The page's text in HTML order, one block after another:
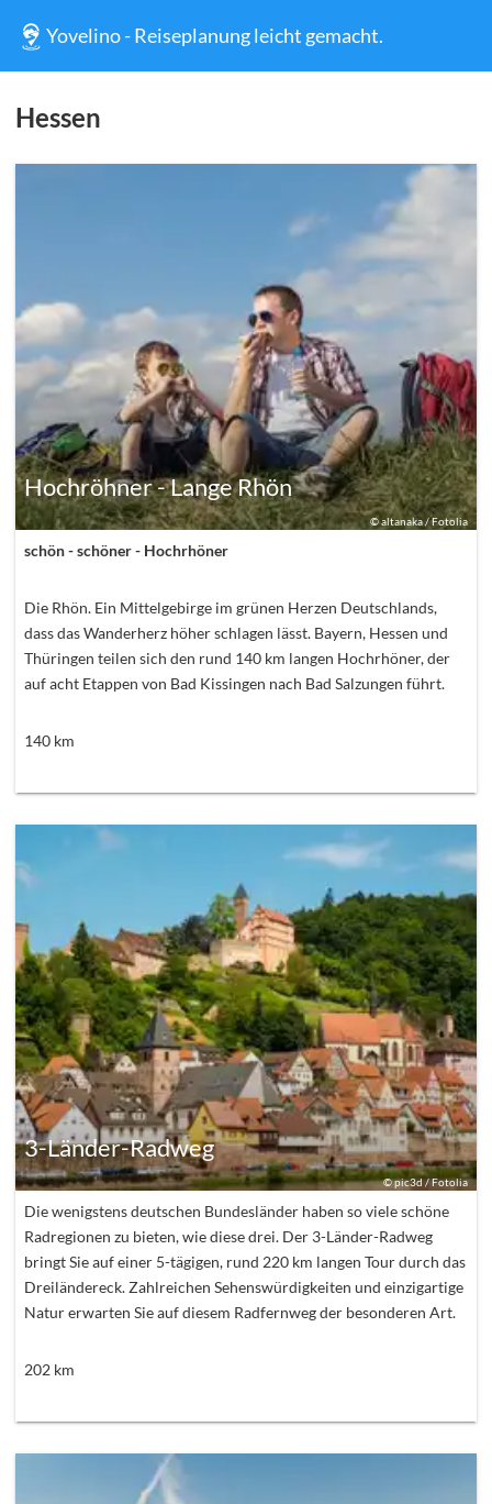
Yovelino - Reiseplanung leicht gemacht.
Hessen
©altanaka / Fotolia
Hochröhner - Lange Rhön
schön - schöner - Hochrhöner
Die Rhön. Ein Mittelgebirge im grünen Herzen Deutschlands,
dass das Wanderherz höher schlagen lässt. Bayern, Hessen und
Thüringen teilen sich den rund 140 km langen Hochrhöner, der
auf acht Etappen von Bad Kissingen nach Bad Salzungen führt.
140km
©pic3d / Fotolia
3-Länder-Radweg
Die wenigstens deutschen Bundesländer haben so viele schöne
Radregionen zu bieten, wie diese drei. Der 3-Länder-Radweg
bringt Sie auf einer 5-tägigen, rund 220 km langen Tour durch das
Dreiländereck. Zahlreichen Sehenswürdigkeiten und einzigartige
Natur erwarten Sie auf diesem Radfernweg der besonderen Art.
202km